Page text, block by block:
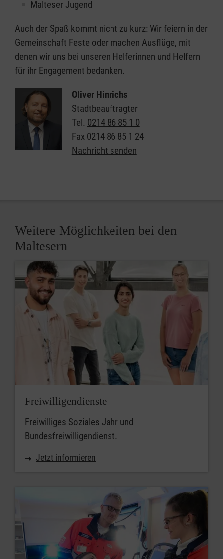
Malteser Jugend
Auch der Spaß kommt nicht zu kurz: Wir feiern in der
Gemeinschaft Feste oder machen Ausflüge, mit
denen wir uns bei unseren Helferinnen und Helfern
für ihr Engagement bedanken.
Oliver Hinrichs
Stadtbeauftragter
Tel. 0214 86 85 1 0
Fax 0214 86 85 1 24
Nachricht senden
Weitere Möglichkeiten bei den
Maltesern
Freiwilligendienste
Freiwilliges Soziales Jahr und
Bundesfreiwilligendienst.
Jetzt informieren